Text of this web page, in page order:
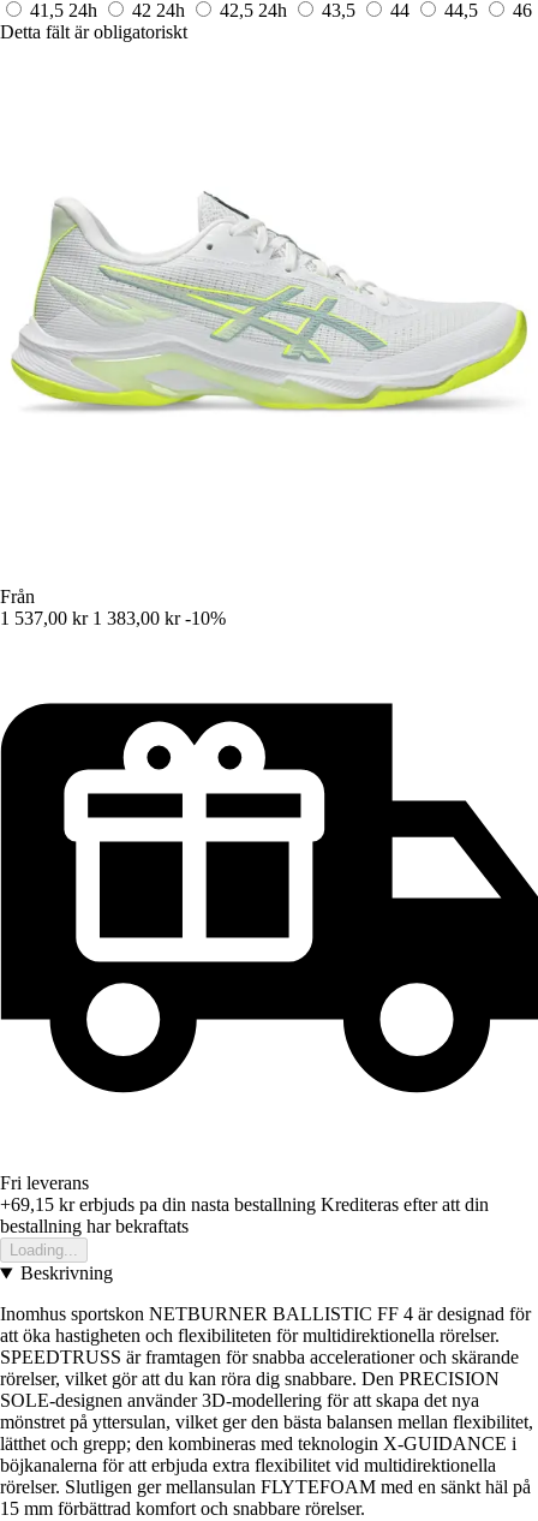
41,5 24h 42 24h 42,5 24h 43,5 44 44,5
46
Detta fält är obligatoriskt
Från
1 537,00 kr 1 383,00 kr -10%
Fri leverans
+69,15 krerbjuds pa din nasta bestallning Krediteras efter att din
bestallning har bekraftats
Loading...
Beskrivning
Inomhus sportskon NETBURNER BALLISTIC FF 4 är designad för
att öka hastigheten och flexibiliteten för multidirektionella rörelser.
SPEEDTRUSS är framtagen för snabba accelerationer och skärande
rörelser, vilket gör att du kan röra dig snabbare. Den PRECISION
SOLE-designen använder 3D-modellering för att skapa det nya
mönstret på yttersulan, vilket ger den bästa balansen mellan flexibilitet,
lätthet och grepp; den kombineras med teknologin X-GUIDANCE i
böjkanalerna för att erbjuda extra flexibilitet vid multidirektionella
rörelser. Slutligen ger mellansulan FLYTEFOAM med en sänkt häl på
15 mm förbättrad komfort och snabbare rörelser.